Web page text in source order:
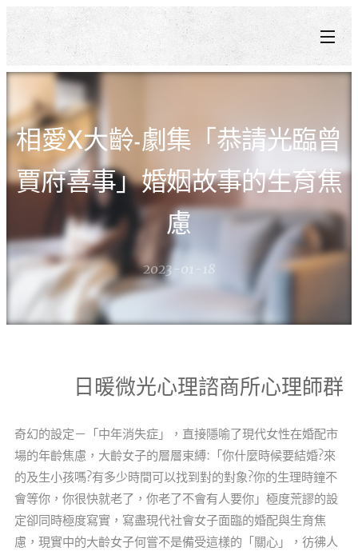
相愛X大齡-劇集「恭請光臨曾
賈府喜事」婚姻故事的生育焦
慮
2023-01-18
日暖微光心理諮商所心理師群
奇幻的設定－「中年消失症」，直接隱喻了現代女性在婚配市
場的年齡焦慮，大齡女子的層層束縛:「你什麼時候要結婚?來
的及生小孩嗎?有多少時間可以找到對的對象?你的生理時鐘不
會等你，你很快就老了，你老了不會有人要你」極度荒謬的設
定卻同時極度寫實，寫盡現代社會女子面臨的婚配與生育焦
慮，現實中的大齡女子何嘗不是備受這樣的「關心」，彷彿人